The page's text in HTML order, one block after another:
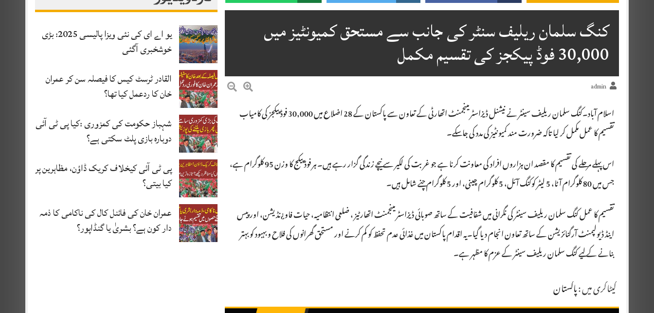
یو اے ای کی نئی ویزا پالیسی 2025: بڑی
خوشخبری آگئی
القادر ٹرسٹ کیس کا فیصلہ سن کر عمران
خان کا ردعمل کیا تھا؟
شہباز حکومت کی کمزوری :کیا پی ٹی آئی
دوبارہ بازی پلٹ سکتی ہے؟
پی ٹی آئی کیخلاف کریک ڈاؤن، مظاہرین پر
کیا بیتی؟
عمران خان کی فائنل کال کی ناکامی کا ذمہ
دار کون ہے؟ بشریٰ یا گنڈاپور؟
کنگ سلمان ریلیف سنٹر کی جانب سے مستحق کمیونٹیز میں
30,000 فوڈ پیکجز کی تقسیم مکمل
admin
اسلام آباد۔کنگ سلمان ریلیف سینٹر نے نیشنل ڈیزاسٹر مینجمنٹ اتھارٹی کے تعاون سے پاکستان کے 28 اضلاع میں 30,000 فوڈ پیکجز کی کامیاب
تقسیم کا عمل مکمل کر لیا تاکہ ضرورت مند کمیونٹیز کی مدد کی جا سکے۔
اس پہلے مرحلے کی تقسیم کا مقصد ان ہزاروں افراد کی معاونت کرنا ہے جو غربت کی لکیر سے نیچے زندگی گزار رہے ہیں۔ ہر فوڈ پیکج کا وزن 95 کلوگرام ہے،
جس میں 80 کلوگرام آٹا، 5 لیٹر کوکنگ آئل، 5 کلوگرام چینی، اور 5 کلوگرام چنے شامل ہیں۔
تقسیم کا عمل کنگ سلمان ریلیف سینٹر کی نگرانی میں شفافیت کے ساتھ صوبائی ڈیزاسٹر مینجمنٹ اتھارٹیز ، ضلعی انتظامیہ، حیات فاو¿نڈیشن، اور پیس
اینڈ ڈیولپمنٹ آرگنائزیشن کے ساتھ تعاون انجام دیا گیا۔یہ اقدام پاکستان میں غذائی عدم تحفظ کو کم کرنے اور مستحق گھرانوں کی فلاح و بہبود کو بہتر
بنانے کے لیے کنگ سلمان ریلیف سینٹر کے عزم کا مظہر ہے۔
کیٹاگری میں :پاکستان